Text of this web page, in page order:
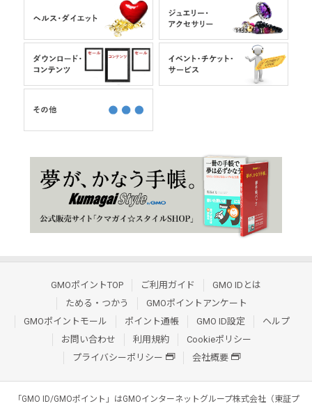
GMOポイントTOP ご利用ガイド
GMO IDとは
ためる・つかう
GMOポイントアンケート
GMOポイントモール
ポイント通帳 GMO ID設定
ヘルプ
お問い合わせ
利用規約
Cookieポリシー
プライバシーポリシー
会社概要
「GMO ID/GMOポイント」はGMOインターネットグループ株式会社（東証プ